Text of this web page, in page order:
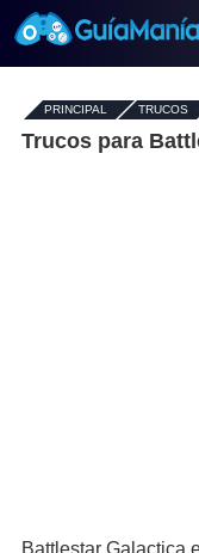
PRINCIPAL - TRUCOS
Trucos para
Battlestar Galactica